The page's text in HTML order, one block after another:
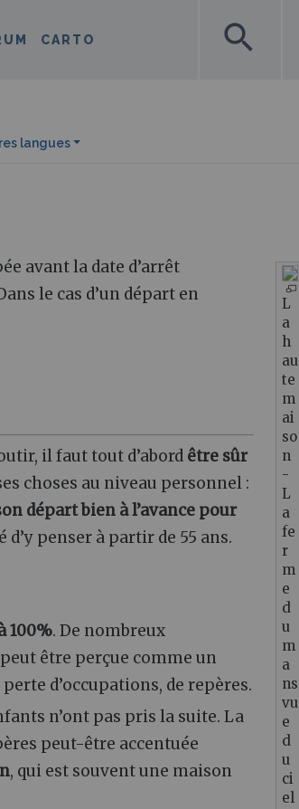
CARTO search
langues
L
a
h
au
te
m
ai
so
n
-
L
a
fe
r
m
e
d
u
m
a
ns
vu
e
d
u
ci
el
avant la date d’arrêt
le cas d’un départ en
il faut tout d’abord être sûr
choses au niveau personnel :
départ bien à l’avance pour
d’y penser à partir de 55 ans.
100%. De nombreux
être perçue comme un
perte d’occupations, de repères.
n’ont pas pris la suite. La
peut-être accentuée
, qui est souvent une maison